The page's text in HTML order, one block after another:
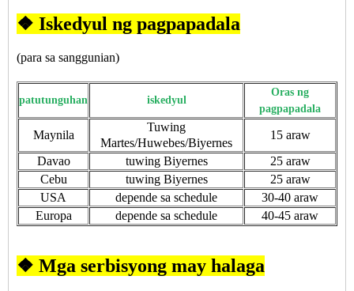
❖ Iskedyul ng pagpapadala
(para sa sanggunian)
patutunguhan iskedyul
Oras ng
pagpapadala
Maynila
Tuwing
Martes/Huwebes/Biyernes
15 araw
Davao
tuwing Biyernes
25 araw
Cebu
tuwing Biyernes
25 araw
USA
depende sa schedule
30-40 araw
Europa
depende sa schedule 40-45 araw
❖ Mga serbisyong may halaga